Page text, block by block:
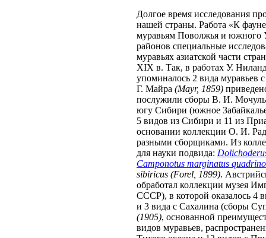
Долгое время исследования
нашей страны. Работа «К
муравьям Поволжья и южного
районов специальные
муравьях азиатской части
XIX в. Так, в работах У.
упоминалось 2 вида муравьев
Г. Майра (Mayr, 1859)
послужили сборы В. И.
югу Сибири (южное
5 видов из Сибири и 11 из
основании коллекции О. И.
разными сборщиками. Из
для науки подвида:
Camponotus marginatus
sibiricus (Forel, 1899).
обработал коллекции музея
СССР), в которой оказалось 4
и 3 вида с Сахалина (сборы
(1905), основанной
видов муравьев,